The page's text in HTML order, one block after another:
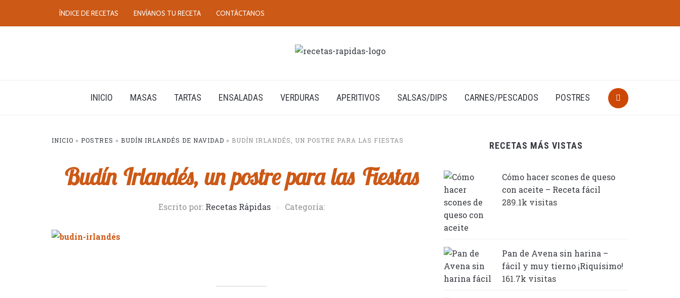
ÍNDICE DE RECETAS ENVÍANOS TU RECETA CONTÁCTANOS
INICIO MASAS TARTAS ENSALADAS VERDURAS APERITIVOS SALSAS/DIPS CARNES/PESCADOS POSTRES
INICIO » POSTRES » BUDÍN IRLANDÉS DE NAVIDAD » BUDÍN IRLANDÉS, UN POSTRE PARA LAS FIESTAS
Budín Irlandés, un postre para las Fiestas
Escrito por: Recetas Rápidas Categoría:
RECETAS MÁS VISTAS
Cómo hacer scones de queso
con aceite – Receta fácil
289.1k visitas
Pan de Avena sin harina –
fácil y muy tierno ¡Riquísimo!
161.7k visitas